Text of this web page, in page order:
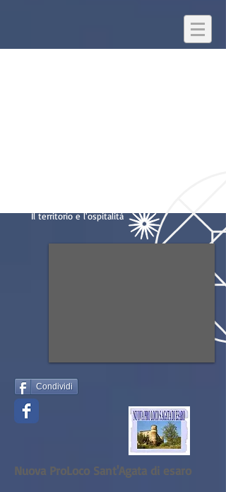
Il territorio e l'ospitalità
Condividi
Nuova ProLoco Sant'Agata di esaro